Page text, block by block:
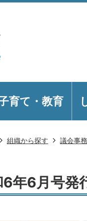
育て・教育
組織から探す 議会事
年6月号発